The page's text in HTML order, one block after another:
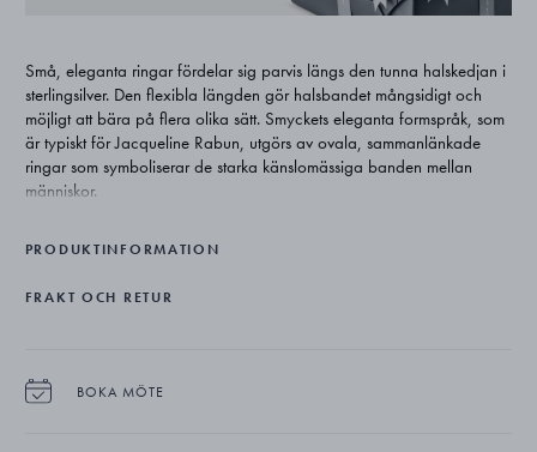
Små, eleganta ringar fördelar sig parvis längs den tunna halskedjan i
sterlingsilver. Den flexibla längden gör halsbandet mångsidigt och
möjligt att bära på flera olika sätt. Smyckets eleganta formspråk, som
är typiskt för Jacqueline Rabun, utgörs av ovala, sammanlänkade
ringar som symboliserar de starka känslomässiga banden mellan
människor.
PRODUKTINFORMATION
FRAKT OCH RETUR
BOKA MÖTE